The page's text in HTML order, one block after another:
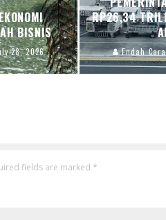
BISNIS
28, 2026
RP26,34
Endah
fields are marked *